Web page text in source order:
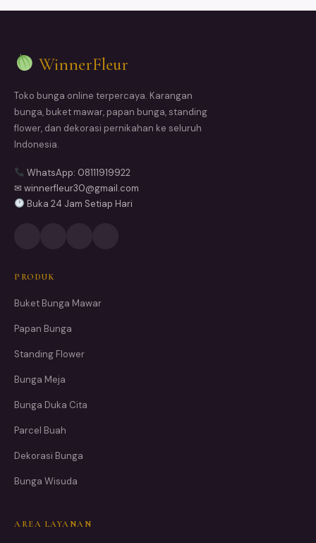
WinnerFleur
Toko bunga online terpercaya. Karangan
bunga, buket mawar, papan bunga, standing
flower, dan dekorasi pernikahan ke seluruh
Indonesia.
WhatsApp: 08111919922
✉ winnerfleur30@gmail.com
Buka 24 Jam Setiap Hari
PRODUK
Buket Bunga Mawar
Papan Bunga
Standing Flower
Bunga Meja
Bunga Duka Cita
Parcel Buah
Dekorasi Bunga
Bunga Wisuda
AREA LAYANAN